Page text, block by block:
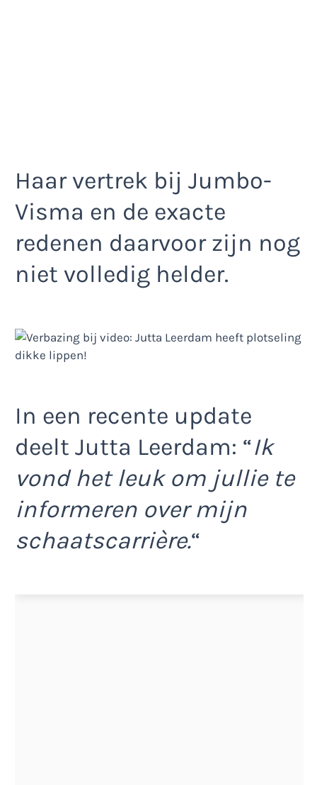
Haar vertrek bij Jumbo-
Visma en de exacte
redenen daarvoor zijn nog
niet volledig helder.
In een recente update
deelt Jutta Leerdam: “Ik
vond het leuk om jullie te
informeren over mijn
schaatscarrière.“